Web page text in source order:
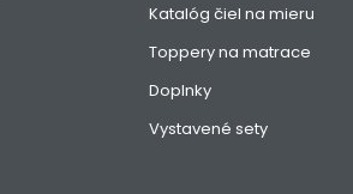
Katalóg čiel na mieru
Toppery na matrace
Doplnky
Vystavené sety